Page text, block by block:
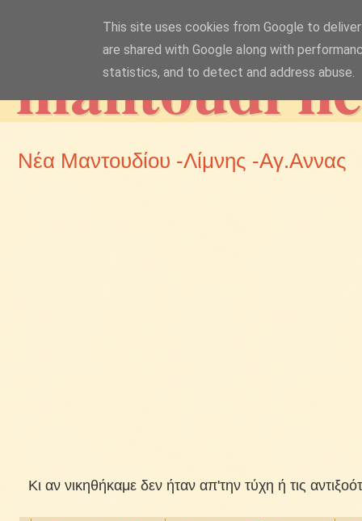
mantoudi
Νέα Μαντουδίου -Λίμνης -Αγ.Αννας
Kι αν νικηθήκαμε δεν ήταν απ'την τύχη ή τις
This site uses cookies from Google to
are shared with Google along with
statistics, and to detect and address abuse.